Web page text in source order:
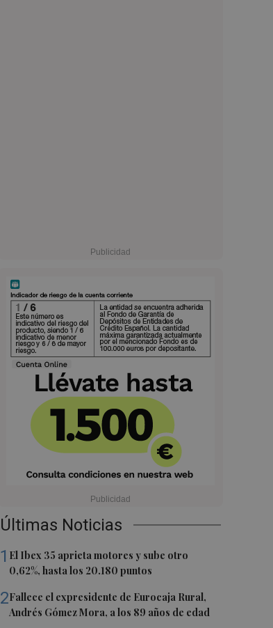
Últimas Noticias
1 El Ibex 35 aprieta motores y sube otro
0,62%, hasta los 20.180 puntos
2Fallece el expresidente de Eurocaja Rural,
Andrés Gómez Mora, a los 89 años de edad